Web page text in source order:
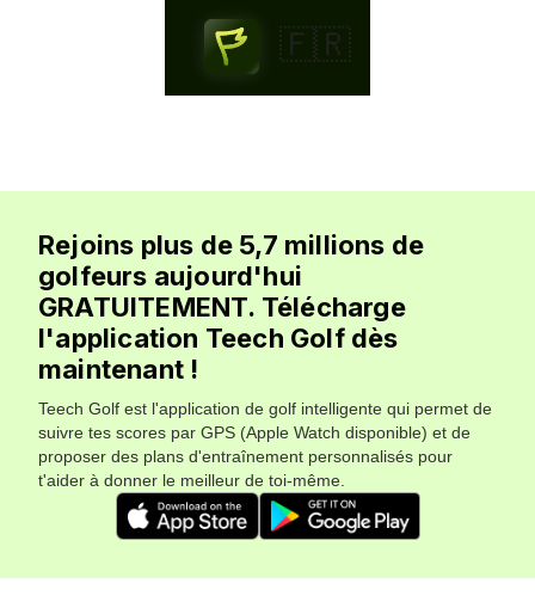
🇫🇷
Rejoins plus de 5,7 millions de
golfeurs aujourd'hui
GRATUITEMENT. Télécharge
l'application Teech Golf dès
maintenant !
Teech Golf est l'application de golf intelligente qui permet de
suivre tes scores par GPS (Apple Watch disponible) et de
proposer des plans d'entraînement personnalisés pour
t'aider à donner le meilleur de toi-même.